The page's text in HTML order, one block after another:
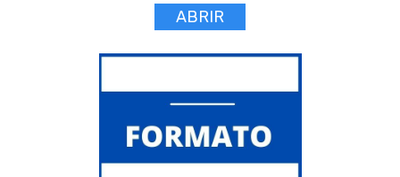
ABRIR